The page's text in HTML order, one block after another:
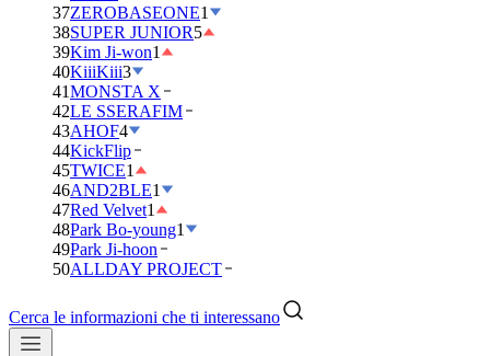
37ZEROBASEONE1
38SUPER JUNIOR5
39Kim Ji-won1
40KiiiKiii3
41MONSTA X
42LE SSERAFIM
43AHOF4
44KickFlip
45TWICE1
46AND2BLE1
47Red Velvet1
48Park Bo-young1
49Park Ji-hoon
50ALLDAY PROJECT
Cerca le informazioni che ti interessano